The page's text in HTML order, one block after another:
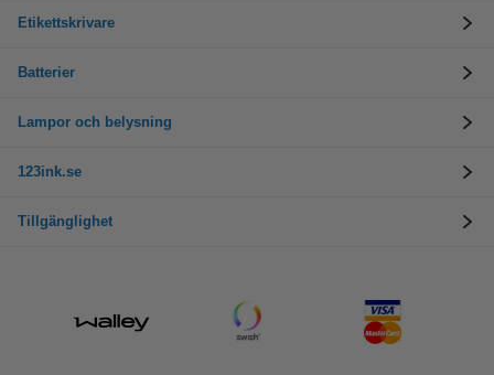
Etikettskrivare
Batterier
Lampor och belysning
123ink.se
Tillgänglighet